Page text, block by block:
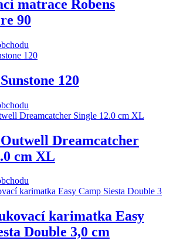
matrace Robens
90
120
Dreamcatcher
cm XL
karimatka Easy
Double 3,0 cm